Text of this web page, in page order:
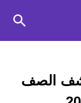
الصف